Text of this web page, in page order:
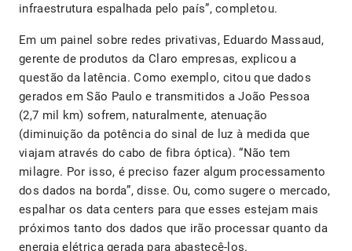
infraestrutura espalhada pelo país”, completou.
Em um painel sobre redes privativas, Eduardo Massaud,
gerente de produtos da Claro empresas, explicou a
questão da latência. Como exemplo, citou que dados
gerados em São Paulo e transmitidos a João Pessoa
(2,7 mil km) sofrem, naturalmente, atenuação
(diminuição da potência do sinal de luz à medida que
viajam através do cabo de fibra óptica). “Não tem
milagre. Por isso, é preciso fazer algum processamento
dos dados na borda”, disse. Ou, como sugere o mercado,
espalhar os data centers para que esses estejam mais
próximos tanto dos dados que irão processar quanto da
energia elétrica gerada para abastecê-los.